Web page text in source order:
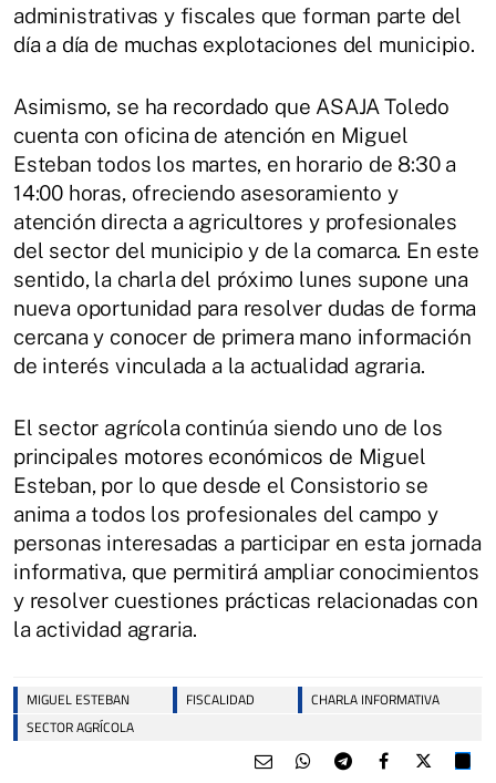
administrativas y fiscales que forman parte del
día a día de muchas explotaciones del municipio.
Asimismo, se ha recordado que ASAJA Toledo
cuenta con oficina de atención en Miguel
Esteban todos los martes, en horario de 8:30 a
14:00 horas, ofreciendo asesoramiento y
atención directa a agricultores y profesionales
del sector del municipio y de la comarca. En este
sentido, la charla del próximo lunes supone una
nueva oportunidad para resolver dudas de forma
cercana y conocer de primera mano información
de interés vinculada a la actualidad agraria.
El sector agrícola continúa siendo uno de los
principales motores económicos de Miguel
Esteban, por lo que desde el Consistorio se
anima a todos los profesionales del campo y
personas interesadas a participar en esta jornada
informativa, que permitirá ampliar conocimientos
y resolver cuestiones prácticas relacionadas con
la actividad agraria.
MIGUEL ESTEBAN FISCALIDAD
CHARLA INFORMATIVA
SECTOR AGRÍCOLA